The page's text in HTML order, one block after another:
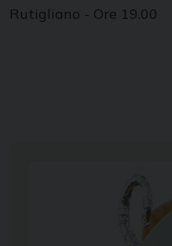
Rutigliano - Ore 19.00